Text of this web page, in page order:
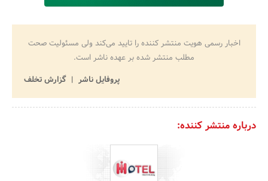
اخبار رسمی هویت منتشر کننده را تایید می‌کند ولی مسئولیت صحت
مطلب منتشر شده بر عهده ناشر است.
پروفایل ناشر
گزارش تخلف
درباره منتشر کننده: